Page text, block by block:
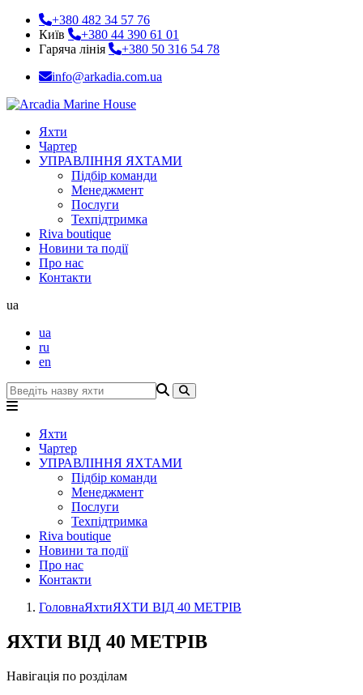
+380 482 34 57 76
Київ
+380 44 390 61 01
Гаряча лінія
+380 50 316 54 78
info@arkadia.com.ua
Яхти
Чартер
УПРАВЛІННЯ ЯХТАМИ
Підбір команди
Менеджмент
Послуги
Техпідтримка
Riva boutique
Новини та події
Про нас
Контакти
ua
ua
ru
en
Яхти
Чартер
УПРАВЛІННЯ ЯХТАМИ
Підбір команди
Менеджмент
Послуги
Техпідтримка
Riva boutique
Новини та події
Про нас
Контакти
ГоловнаЯхтиЯХТИ ВІД 40 МЕТРІВ
ЯХТИ ВІД 40 МЕТРІВ
Навігація по розділам